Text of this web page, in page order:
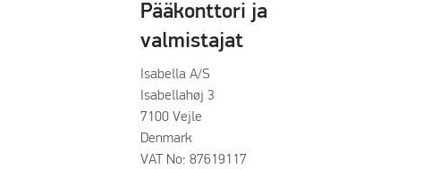
Pääkonttori ja
valmistajat
Isabella A/S
Isabellahøj 3
7100 Vejle
Denmark
VAT No: 87619117